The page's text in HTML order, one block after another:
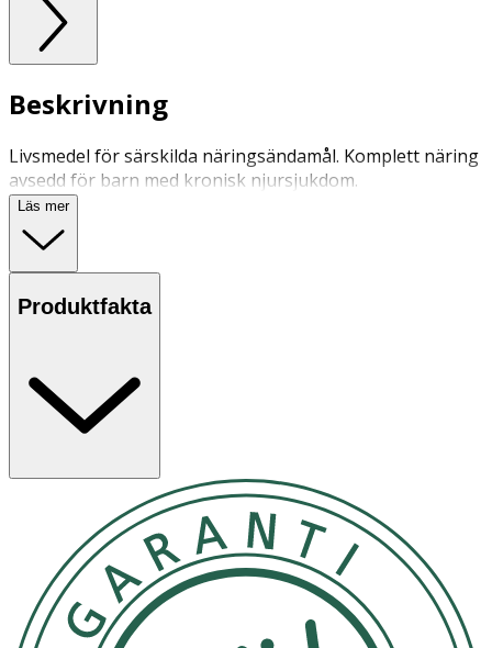
Beskrivning
Livsmedel för särskilda näringsändamål. Komplett näring
avsedd för barn med kronisk njursjukdom.
Läs mer
Produktfakta